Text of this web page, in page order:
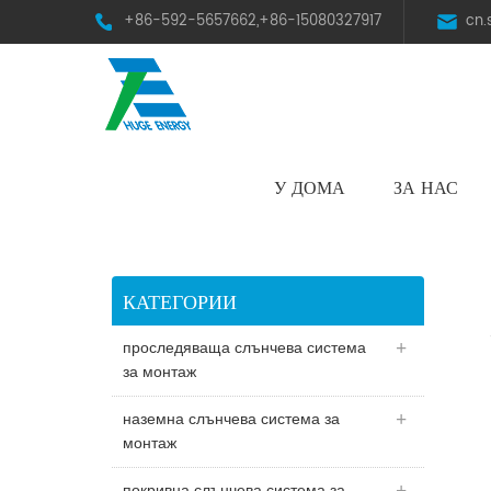
+86-592-5657662,+86-15080327917
У ДОМА ЗА НАС
КАТЕГОРИИ
проследяваща слънчева система
за монтаж
наземна слънчева система за
монтаж